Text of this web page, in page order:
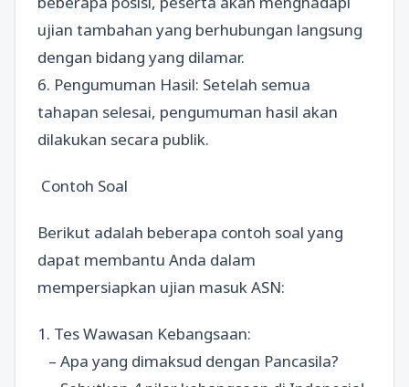
ujian tambahan yang berhubungan langsung
dengan bidang yang dilamar.
6. Pengumuman Hasil: Setelah semua
tahapan selesai, pengumuman hasil akan
dilakukan secara publik.
Contoh Soal
Berikut adalah beberapa contoh soal yang
dapat membantu Anda dalam
mempersiapkan ujian masuk ASN:
1. Tes Wawasan Kebangsaan:
– Apa yang dimaksud dengan Pancasila?